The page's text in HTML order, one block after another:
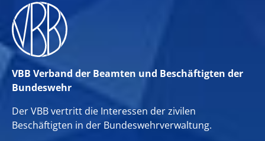
VBB Verband der Beamten und Beschäftigten der
Bundeswehr
Der VBB vertritt die Interessen der zivilen
Beschäftigten in der Bundeswehrverwaltung.